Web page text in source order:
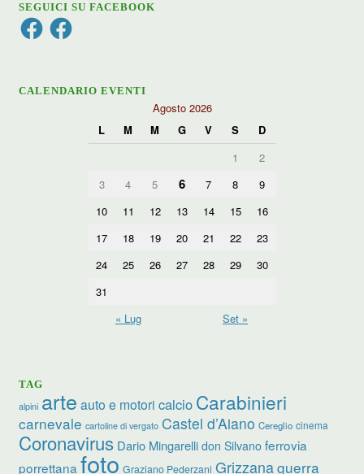
SEGUICI SU FACEBOOK
FacebookFacebook
CALENDARIO EVENTI
Agosto 2026
L
M M G V S
D
1
2
3
4 5 6 7 8
9
10
11 12 13 14 15
16
17
18 19 20 21 22
23
24
25 26 27 28 29
30
31
« Lug
Set »
TAG
alpini arte auto e motori calcio Carabinieri
carnevale cartoline di vergato Castel d’Aiano Cereglio cinema
Coronavirus Dario Mingarelli don Silvano ferrovia
porrettana foto Graziano Pederzani Grizzanaguerra